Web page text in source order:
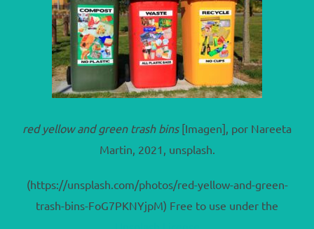
red yellow and green trash bins [Imagen], por Nareeta
Martin, 2021, unsplash.
(https://unsplash.com/photos/red-yellow-and-green-
trash-bins-FoG7PKNYjpM) Free to use under the